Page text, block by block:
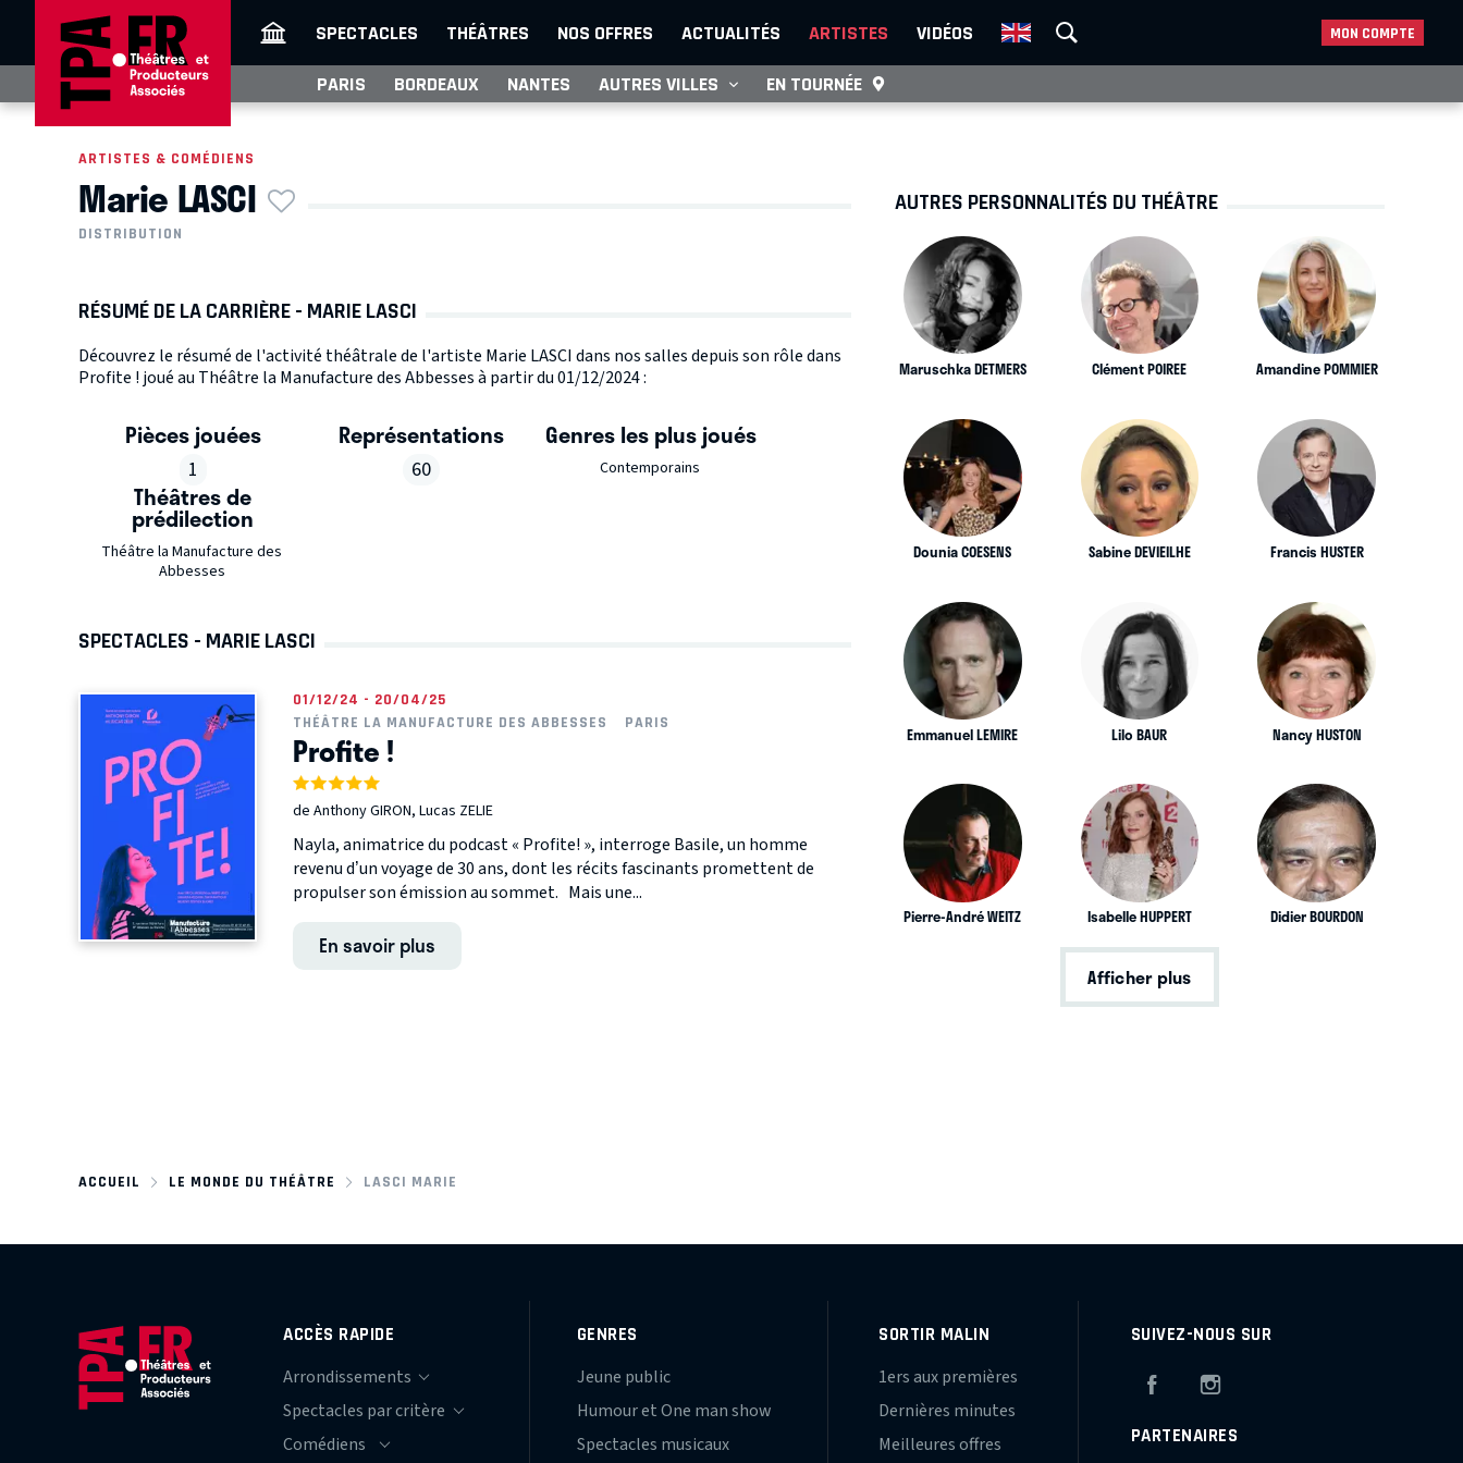
SPECTACLES THÉÂTRES NOS OFFRES ACTUALITÉS ARTISTES VIDÉOS MON COMPTE
PARIS BORDEAUX NANTES AUTRES VILLES EN TOURNÉE
ARTISTES & COMÉDIENS
Marie LASCI
DISTRIBUTION
RÉSUMÉ DE LA CARRIÈRE - MARIE LASCI
Découvrez le résumé de l'activité théâtrale de l'artiste Marie LASCI dans nos salles depuis son rôle dans
Profite ! joué au Théâtre la Manufacture des Abbesses à partir du 01/12/2024 :
Pièces jouées
1
Représentations
60
Genres les plus joués
Contemporains
Théâtres de
prédilection
Théâtre la Manufacture des
Abbesses
SPECTACLES - MARIE LASCI
01/12/24 - 20/04/25
THÉÂTRE LA MANUFACTURE DES ABBESSES
PARIS
Profite !
de Anthony GIRON, Lucas ZELIE
Nayla, animatrice du podcast « Profite! », interroge Basile, un homme
revenu d’un voyage de 30 ans, dont les récits fascinants promettent de
propulser son émission au sommet. Mais une...
En savoir plus
AUTRES PERSONNALITÉS DU THÉÂTRE
Maruschka DETMERS Clément POIREE Amandine POMMIER
Dounia COESENS Sabine DEVIEILHE Francis HUSTER
Emmanuel LEMIRE Lilo BAUR Nancy HUSTON
Pierre-André WEITZ Isabelle HUPPERT Didier BOURDON
Afficher plus
ACCUEIL LE MONDE DU THÉÂTRE LASCI MARIE
ACCÈS RAPIDE GENRES
Jeune public
Humour et One man show
Spectacles musicaux
SORTIR MALIN
1ers aux premières
Dernières minutes
Meilleures offres
SUIVEZ-NOUS SUR
Facebook
PARTENAIRES